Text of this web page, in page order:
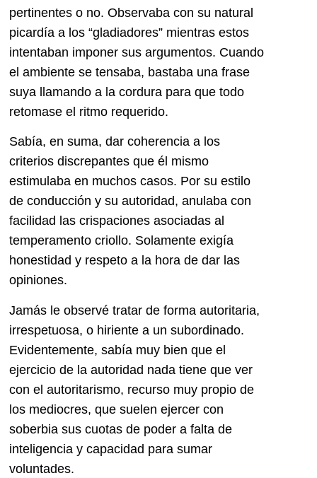
pertinentes o no. Observaba con su natural
picardía a los “gladiadores” mientras estos
intentaban imponer sus argumentos. Cuando
el ambiente se tensaba, bastaba una frase
suya llamando a la cordura para que todo
retomase el ritmo requerido.
Sabía, en suma, dar coherencia a los
criterios discrepantes que él mismo
estimulaba en muchos casos. Por su estilo
de conducción y su autoridad, anulaba con
facilidad las crispaciones asociadas al
temperamento criollo. Solamente exigía
honestidad y respeto a la hora de dar las
opiniones.
Jamás le observé tratar de forma autoritaria,
irrespetuosa, o hiriente a un subordinado.
Evidentemente, sabía muy bien que el
ejercicio de la autoridad nada tiene que ver
con el autoritarismo, recurso muy propio de
los mediocres, que suelen ejercer con
soberbia sus cuotas de poder a falta de
inteligencia y capacidad para sumar
voluntades.